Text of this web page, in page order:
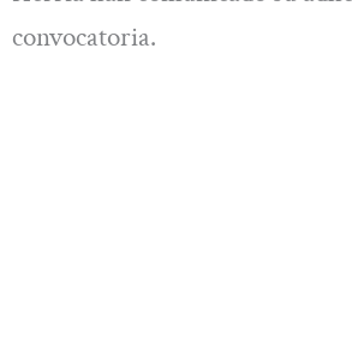
convocatoria.